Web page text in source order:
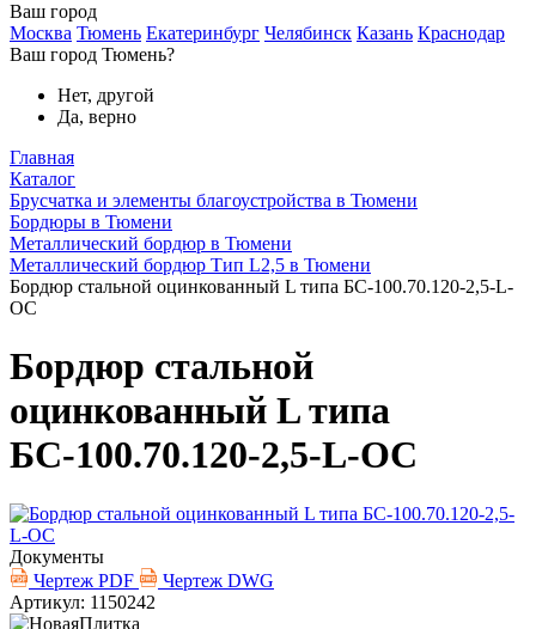
Ваш город
Москва Тюмень Екатеринбург Челябинск Казань Краснодар
Ваш город Тюмень?
Нет, другой
Да, верно
Главная
Каталог
Брусчатка и элементы благоустройства в Тюмени
Бордюры в Тюмени
Металлический бордюр в Тюмени
Металлический бордюр Тип L2,5 в Тюмени
Бордюр стальной оцинкованный L типа БС-100.70.120-2,5-L-
ОС
Бордюр стальной
оцинкованный L типа
БС-100.70.120-2,5-L-ОС
Документы
Чертеж PDF
Чертеж DWG
Артикул: 1150242